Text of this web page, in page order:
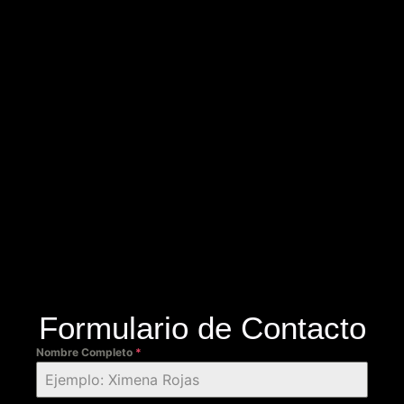
Formulario de Contacto
Nombre Completo *